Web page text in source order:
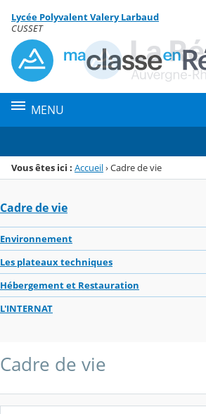
Menu de la rubrique
Contenu
Lycée Polyvalent Valery Larbaud
CUSSET
MENU
Vous êtes ici : Accueil›Cadre de vie
Cadre de vie
Environnement
Les plateaux techniques
Hébergement et Restauration
L'INTERNAT
Cadre de vie